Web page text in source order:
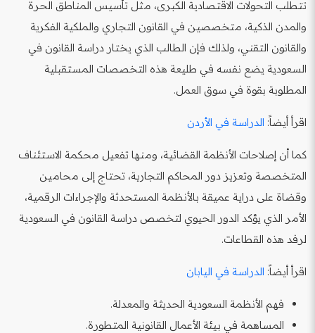
تتطلب التحولات الاقتصادية الكبرى، مثل تأسيس المناطق الحرة
والمدن الذكية، متخصصين في القانون التجاري والملكية الفكرية
والقانون التقني، ولذلك فإن الطالب الذي يختار دراسة القانون في
السعودية يضع نفسه في طليعة هذه التخصصات المستقبلية
المطلوبة بقوة في سوق العمل.
اقرأ أيضاً: الدراسة في الأردن
كما أن إصلاحات الأنظمة القضائية، ومنها تفعيل محكمة الاستئناف
المتخصصة وتعزيز دور المحاكم التجارية، تحتاج إلى محامين
وقضاة على دراية عميقة بالأنظمة المستحدثة والإجراءات الرقمية،
الأمر الذي يؤكد الدور الحيوي لتخصص دراسة القانون في السعودية
لرفد هذه القطاعات.
اقرأ أيضاً: الدراسة في اليابان
فهم الأنظمة السعودية الحديثة والمعدلة.
المساهمة في بيئة الأعمال القانونية المتطورة.